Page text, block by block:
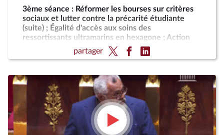
3ème séance : Réformer les bourses sur critères
sociaux et lutter contre la précarité étudiante
(suite) ; Égalité d'accès aux soins des
ressortissants ultramarins en hexagone ; Action
résolue de la France contre le blocus imposé au
partager